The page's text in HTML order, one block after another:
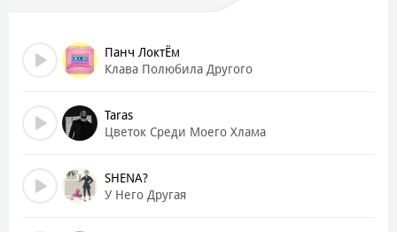
(Танцуют все)
Милый, смотри, я живая уже
Это любовь, это искусство
Хоть завязаны глаза, и душа моя чиста
В этой жизни нет преграды для меня
Панч ЛоктЁм
Клава Полюбила Другого
Taras
Цветок Среди Моего Хлама
SHENA?
У Него Другая